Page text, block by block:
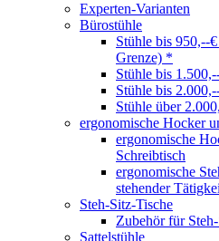
Experten-Varianten
Bürostühle
Stühle bis 950,--
Grenze) *
Stühle bis
Stühle bis
Stühle über
ergonomische Hocker
ergonomische
Schreibtisch
ergonomische
stehender
Steh-Sitz-Tische
Zubehör für
Sattelstühle